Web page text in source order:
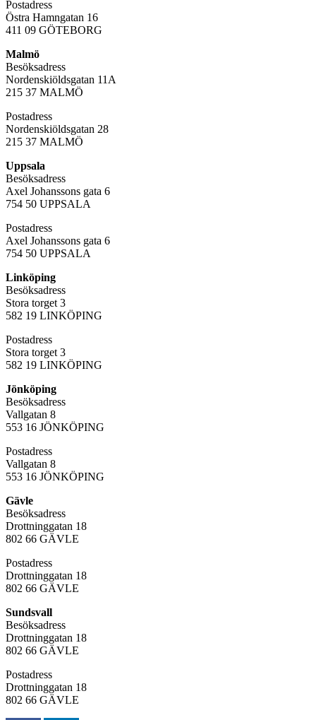
Postadress
Östra Hamngatan 16
411 09 GÖTEBORG
Malmö
Besöksadress
Nordenskiöldsgatan 11A
215 37 MALMÖ
Postadress
Nordenskiöldsgatan 28
215 37 MALMÖ
Uppsala
Besöksadress
Axel Johanssons gata 6
754 50 UPPSALA
Postadress
Axel Johanssons gata 6
754 50 UPPSALA
Linköping
Besöksadress
Stora torget 3
582 19 LINKÖPING
Postadress
Stora torget 3
582 19 LINKÖPING
Jönköping
Besöksadress
Vallgatan 8
553 16 JÖNKÖPING
Postadress
Vallgatan 8
553 16 JÖNKÖPING
Gävle
Besöksadress
Drottninggatan 18
802 66 GÄVLE
Postadress
Drottninggatan 18
802 66 GÄVLE
Sundsvall
Besöksadress
Drottninggatan 18
802 66 GÄVLE
Postadress
Drottninggatan 18
802 66 GÄVLE